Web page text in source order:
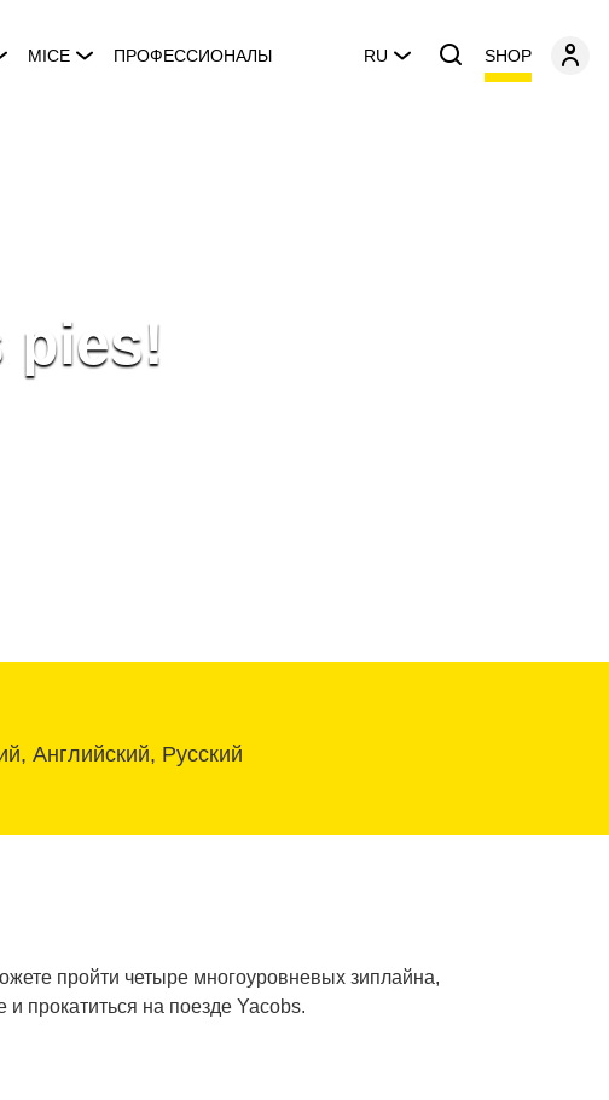
MICE ПРОФЕССИОНАЛЫ RU SHOP
pies!
Английский, Русский
пройти четыре многоуровневых зиплайна,
и прокатиться на поезде Yacobs.